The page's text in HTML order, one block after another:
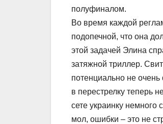
полуфиналом.
Во время каждой
подопечной, что она
этой задачей Элина
затяжной триллер.
потенциально не
в перестрелку теперь
сете украинку
мол, ошибки – это не